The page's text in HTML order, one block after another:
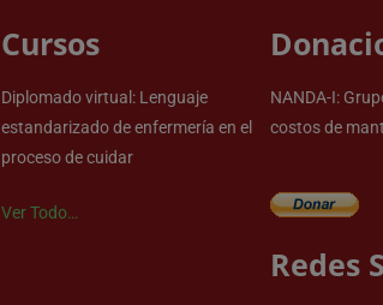
Cursos
Diplomado virtual: Lenguaje
estandarizado de enfermería en el
proceso de cuidar
Ver Todo…
NANDA-I:
costos de
Redes